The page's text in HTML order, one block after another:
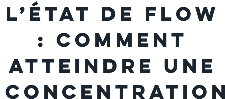
L’état de flow
: comment
atteindre une